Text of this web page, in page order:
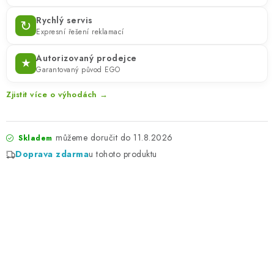
↻ Rychlý servis
Expresní řešení reklamací
★ Autorizovaný prodejce
Garantovaný původ EGO
Zjistit více o výhodách →
Skladem
11.8.2026
Doprava zdarmau tohoto produktu